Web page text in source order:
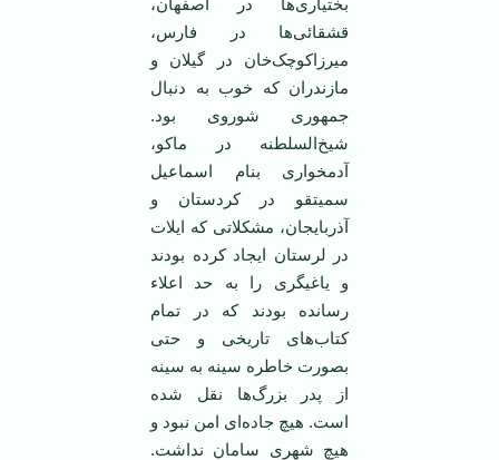
قشقائی‌ها در فارس‌،
میرزاکوچک‌خان‌ در گیلان‌ و
مازندران‌ که‌ خوب‌ به‌ دنبال‌
جمهوری‌ شوروی‌ بود.
شیخ‌السلطنه‌ در ماکو،
آدمخواری‌ بنام‌ اسماعیل‌
سمیتقو در کردستان‌ و
آذربایجان‌، مشکلاتی‌ که‌ ایلات‌
در لرستان‌ ایجاد کرده‌ بودند
و یاغیگری‌ را به‌ حد اعلاء
رسانده‌ بودند که‌ در تمام‌
کتاب‌های‌ تاریخی‌ و حتی‌
بصورت‌ خاطره‌ سینه‌ به‌ سینه‌
از پدر بزرگ‌ها نقل‌ شده‌
است‌. هیچ‌ جاده‌ای‌ امن‌ نبود و
هیچ‌ شهری‌ سامان‌ نداشت‌.